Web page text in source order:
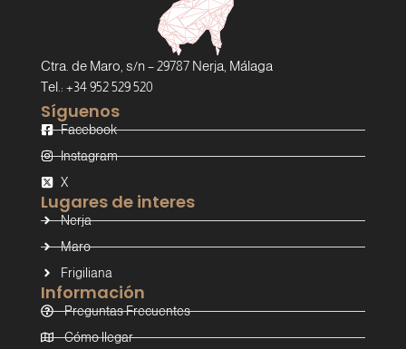
Ctra. de Maro, s/n – 29787 Nerja, Málaga
Tel.: +34 952 529 520
Información
Preguntas Frecuentes
Cómo llegar
Lugares de interes
Nerja
Maro
Frigiliana
Síguenos
Facebook
Instagram
X